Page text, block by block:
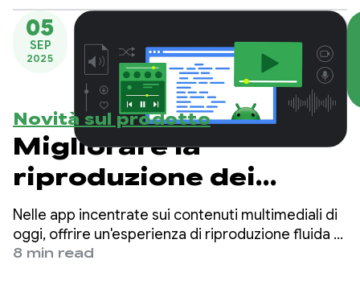
PreloadManager -
Parte 2
altamente reattive nelle tue app Android.
05
SEP
2025
Novità sul prodotto
Migliorare la
riproduzione dei
contenuti
multimediali:
Nelle app incentrate sui contenuti multimediali di
oggi, offrire un'esperienza di riproduzione fluida e
ininterrotta è fondamentale per un'esperienza
8 min read